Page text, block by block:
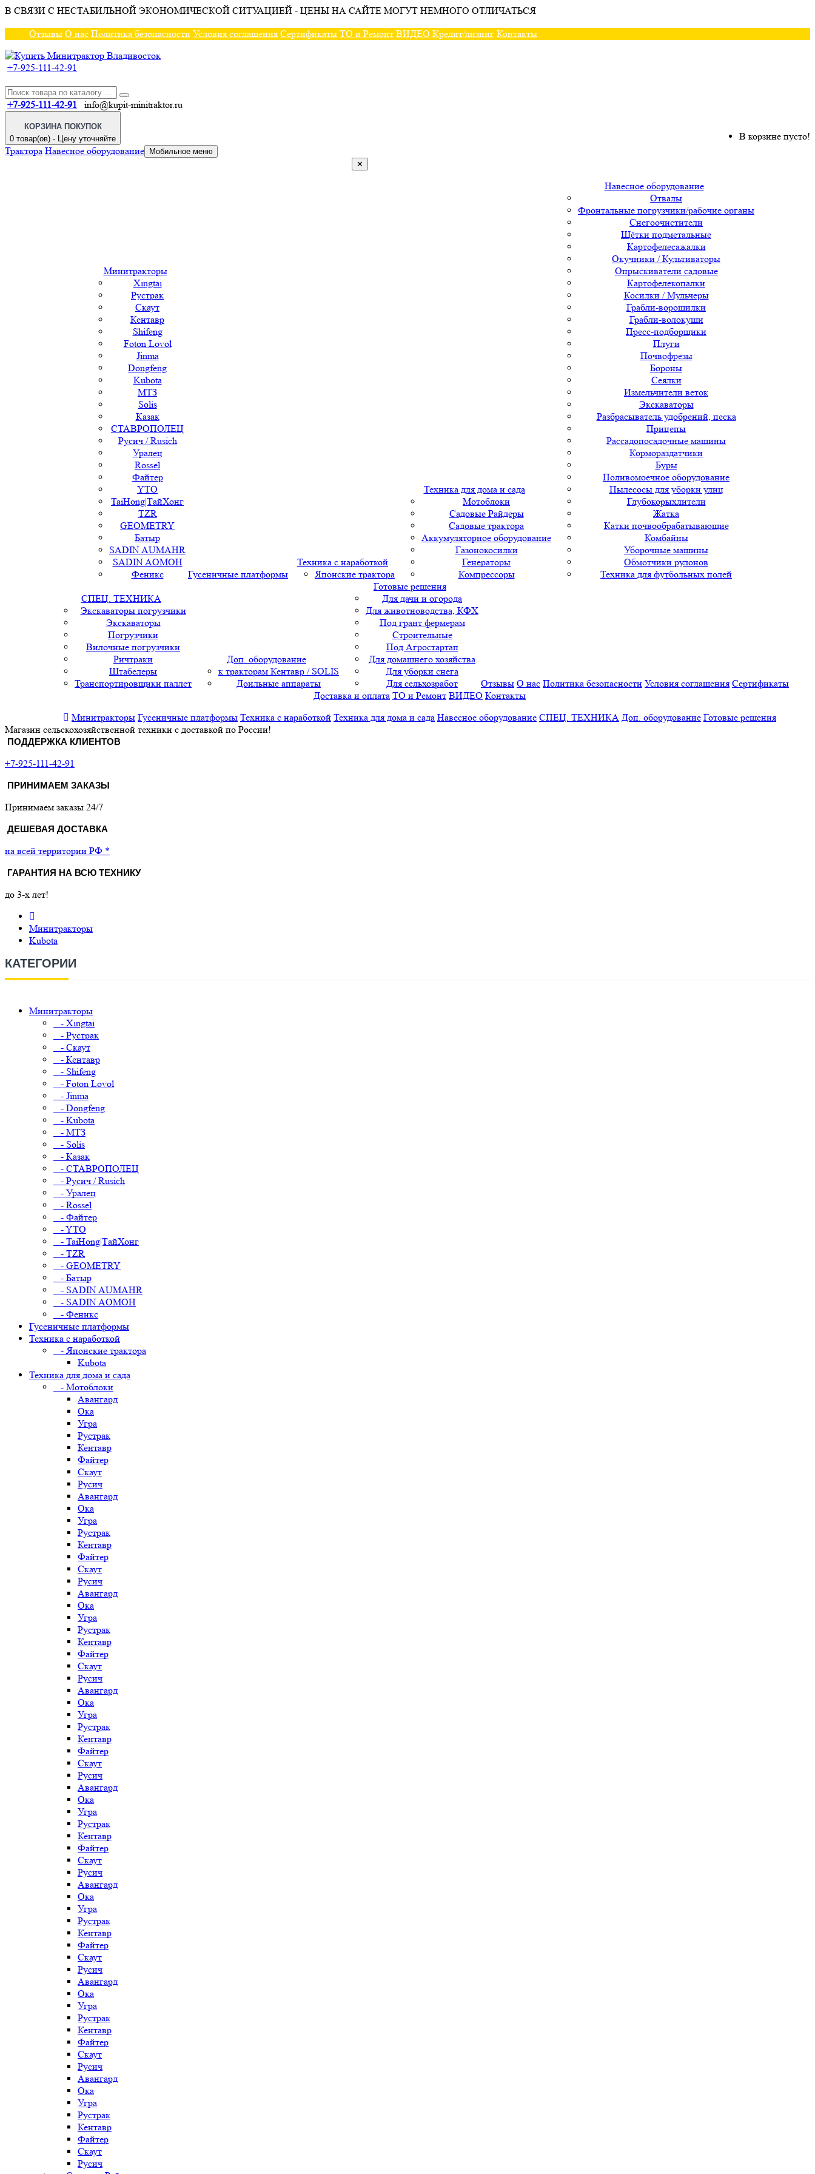
В СВЯЗИ С НЕСТАБИЛЬНОЙ ЭКОНОМИЧЕСКОЙ СИТУАЦИЕЙ - ЦЕНЫ НА САЙТЕ МОГУТ НЕМНОГО ОТЛИЧАТЬСЯ
Отзывы О нас Политика безопасности Условия соглашения Сертификаты ТО и Ремонт ВИДЕО Кредит/лизинг Контакты
+7-925-111-42-91
+7-925-111-42-91 info@kupit-minitraktor.ru
КОРЗИНА ПОКУПОК
0 товар(ов) - Цену уточняйте
В корзине пусто!
Трактора Навесное оборудование
Мобильное меню
✕
Минитракторы
Xingtai
Рустрак
Скаут
Кентавр
Shifeng
Foton Lovol
Jinma
Dongfeng
Kubota
МТЗ
Solis
Казак
СТАВРОПОЛЕЦ
Русич / Rusich
Уралец
Rossel
Файтер
YTO
TaiHong|ТайХонг
TZR
GEOMETRY
Батыр
SADIN AUMAHR
SADIN AOMOH
Феникс
Гусеничные платформы
Техника с наработкой
Японские трактора
Техника для дома и сада
Мотоблоки
Садовые Райдеры
Садовые трактора
Аккумуляторное оборудование
Газонокосилки
Генераторы
Компрессоры
Навесное оборудование
Отвалы
Фронтальные погрузчики/рабочие органы
Снегоочистители
Щётки подметальные
Картофелесажалки
Окучники / Культиваторы
Опрыскиватели садовые
Картофелекопалки
Косилки / Мульчеры
Грабли-ворошилки
Грабли-волокуши
Пресс-подборщики
Плуги
Почвофрезы
Бороны
Сеялки
Измельчители веток
Экскаваторы
Разбрасыватель удобрений, песка
Прицепы
Рассадопосадочные машины
Кормораздатчики
Буры
Поливомоечное оборудование
Пылесосы для уборки улиц
Глубокорыхлители
Жатка
Катки почвообрабатывающие
Комбайны
Уборочные машины
Обмотчики рулонов
Техника для футбольных полей
СПЕЦ. ТЕХНИКА
Экскаваторы погрузчики
Экскаваторы
Погрузчики
Вилочные погрузчики
Ричтраки
Штабелеры
Транспортировщики паллет
Доп. оборудование
к тракторам Кентавр / SOLIS
Доильные аппараты
Готовые решения
Для дачи и огорода
Для животноводства, КФХ
Под грант фермерам
Строительные
Под Агростартап
Для домашнего хозяйства
Для уборки снега
Для сельхозработ
Отзывы О нас Политика безопасности Условия соглашения Сертификаты
Доставка и оплата ТО и Ремонт ВИДЕО Контакты
Минитракторы Гусеничные платформы Техника с наработкой Техника для дома и сада Навесное оборудование СПЕЦ. ТЕХНИКА Доп. оборудование Готовые решения
Магазин сельскохозяйственной техники с доставкой по России!
ПОДДЕРЖКА КЛИЕНТОВ
+7-925-111-42-91
ПРИНИМАЕМ ЗАКАЗЫ
Принимаем заказы 24/7
ДЕШЕВАЯ ДОСТАВКА
на всей территории РФ *
ГАРАНТИЯ НА ВСЮ ТЕХНИКУ
до 3-х лет!
Минитракторы
Kubota
КАТЕГОРИИ
Минитракторы
- Xingtai
- Рустрак
- Скаут
- Кентавр
- Shifeng
- Foton Lovol
- Jinma
- Dongfeng
- Kubota
- МТЗ
- Solis
- Казак
- СТАВРОПОЛЕЦ
- Русич / Rusich
- Уралец
- Rossel
- Файтер
- YTO
- TaiHong|ТайХонг
- TZR
- GEOMETRY
- Батыр
- SADIN AUMAHR
- SADIN AOMOH
- Феникс
Гусеничные платформы
Техника с наработкой
- Японские трактора
Kubota
Техника для дома и сада
- Мотоблоки
Авангард
Ока
Угра
Рустрак
Кентавр
Файтер
Скаут
Русич
Авангард
Ока
Угра
Рустрак
Кентавр
Файтер
Скаут
Русич
Авангард
Ока
Угра
Рустрак
Кентавр
Файтер
Скаут
Русич
Авангард
Ока
Угра
Рустрак
Кентавр
Файтер
Скаут
Русич
Авангард
Ока
Угра
Рустрак
Кентавр
Файтер
Скаут
Русич
Авангард
Ока
Угра
Рустрак
Кентавр
Файтер
Скаут
Русич
Авангард
Ока
Угра
Рустрак
Кентавр
Файтер
Скаут
Русич
Авангард
Ока
Угра
Рустрак
Кентавр
Файтер
Скаут
Русич